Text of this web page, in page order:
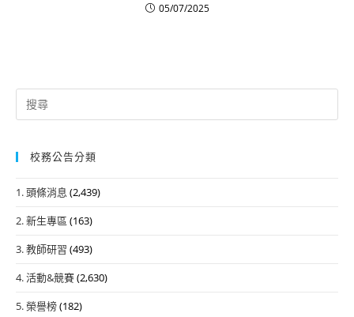
05/07/2025
Search
for:
校務公告分類
1. 頭條消息 (2,439)
2. 新生專區 (163)
3. 教師研習 (493)
4. 活動&競賽(2,630)
5. 榮譽榜(182)